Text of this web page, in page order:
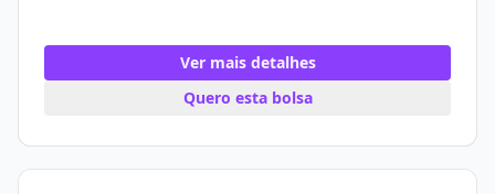
Ver mais detalhes
Quero esta bolsa